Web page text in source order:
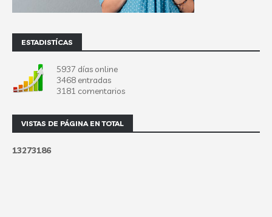
ESTADISTÍCAS
5937 días online
3468 entradas
3181 comentarios
VISTAS DE PÁGINA EN TOTAL
13273186